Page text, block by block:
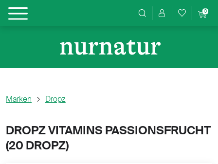
Produktsuche
0
Marken Dropz
DROPZ VITAMINS PASSIONSFRUCHT
(20 DROPZ)